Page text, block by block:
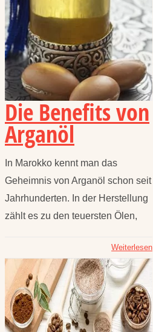
Die Benefits von
Arganöl
In Marokko kennt man das
Geheimnis von Arganöl schon seit
Jahrhunderten. In der Herstellung
zählt es zu den teuersten Ölen,
Weiterlesen